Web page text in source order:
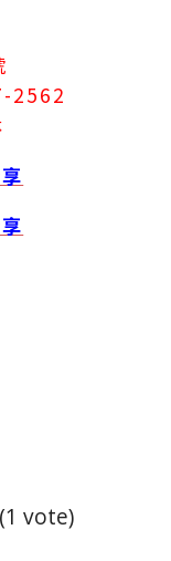
2562
vote)